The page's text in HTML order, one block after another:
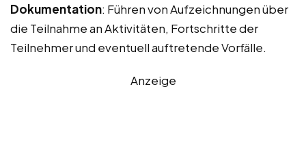
Dokumentation: Führen von Aufzeichnungen über
die Teilnahme an Aktivitäten, Fortschritte der
Teilnehmer und eventuell auftretende Vorfälle.
Anzeige